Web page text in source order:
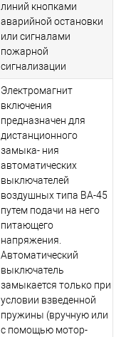
линий кнопками
аварийной остановки
или сигналами
пожарной
сигнализации
Электромагнит
включения
предназначен для
дистанционного
замыка- ния
автоматических
выключателей
воздушных типа ВА-45
путем подачи на него
питающего
напряжения.
Автоматический
выключатель
замыкается только при
условии взведенной
пружины (вручную или
с помощью мотор-